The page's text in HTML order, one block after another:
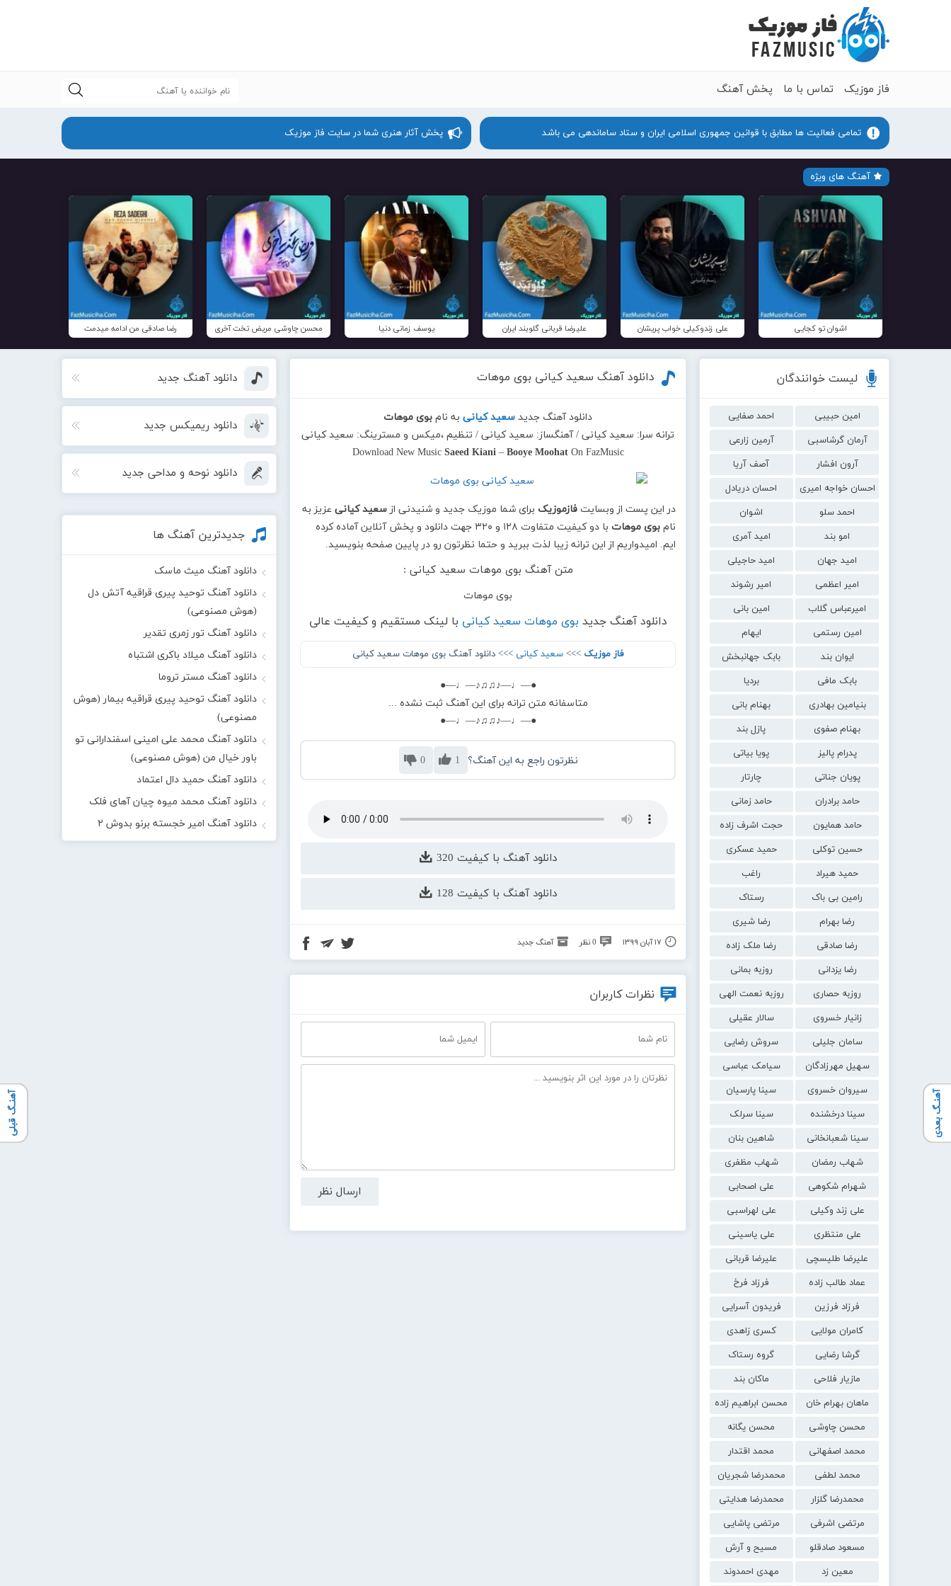
فاز موزیک تماس با ما پخش آهنگ
تمامی فعالیت ها مطابق با قوانین جمهوری اسلامی ایران و ستاد ساماندهی می باشد پخش آثار هنری شما در سایت فاز موزیک
آهنگ های ویژه
اشوان تو کجایی علی زندوکیلی خواب پریشان علیرضا قربانی گلوبند ایران یوسف زمانی دنیا محسن چاوشی مریض تخت آخری رضا صادقی من ادامه میدمت
لیست خوانندگان
امین حبیبی
احمد صفایی
آرمان گرشاسبی
آرمین زارعی
آرون افشار
آصف آریا
احسان خواجه امیری
احسان دریادل
احمد سلو
اشوان
امو بند
امید آمری
امید جهان
امید حاجیلی
امیر اعظمی
امیر رشوند
امیرعباس گلاب
امین بانی
امین رستمی
ایهام
ایوان بند
بابک جهانبخش
بابک مافی
بردیا
بنیامین بهادری
بهنام بانی
بهنام صفوی
پازل بند
پدرام پالیز
پویا بیاتی
پویان جناتی
چارتار
حامد برادران
حامد زمانی
حامد همایون
حجت اشرف زاده
حسین توکلی
حمید عسکری
حمید هیراد
راغب
رامین بی باک
رستاک
رضا بهرام
رضا شیری
رضا صادقی
رضا ملک زاده
رضا یزدانی
روزبه بمانی
روزبه حصاری
روزبه نعمت الهی
زانیار خسروی
سالار عقیلی
سامان جلیلی
سروش رضایی
سهیل مهرزادگان
سیامک عباسی
سیروان خسروی
سینا پارسیان
سینا درخشنده
سینا سرلک
سینا شعبانخانی
شاهین بنان
شهاب رمضان
شهاب مظفری
شهرام شکوهی
علی اصحابی
علی زند وکیلی
علی لهراسبی
علی منتظری
علی یاسینی
علیرضا طلیسچی
علیرضا قربانی
عماد طالب زاده
فرزاد فرخ
فرزاد فرزین
فریدون آسرایی
کامران مولایی
کسری زاهدی
گرشا رضایی
گروه رستاک
مازیار فلاحی
ماکان بند
ماهان بهرام خان
محسن ابراهیم زاده
محسن چاوشی
محسن یگانه
محمد اصفهانی
محمد اقتدار
محمد لطفی
محمدرضا شجریان
محمدرضا گلزار
محمدرضا هدایتی
مرتضی اشرفی
مرتضی پاشایی
مسعود صادقلو
مسیح و آرش
معین زد
مهدی احمدوند
دانلود آهنگ سعید کیانی بوی موهات
دانلود آهنگ جدید سعید کیانیبه نام بوی موهات
ترانه سرا: سعید کیانی / آهنگساز: سعید کیانی / تنظیم ،میکس و مسترینگ: سعید کیانی
Download New Music Saeed Kiani– Booye MoohatOn FazMusic
در این پست از وبسایت فازموزیک برای شما موزیک جدید و شنیدنی از سعید کیانیعزیز به
نام بوی موهات
با دو کیفیت متفاوت ۱۲۸ و ۳۲۰ جهت دانلود و پخش آنلاین آماده کرده
ایم. امیدواریم از این ترانه زیبا لذت ببرید و حتما نظرتون رو در پایین صفحه بنویسید.
متن آهنگ بوی موهات سعید کیانی :
بوی موهات
دانلود آهنگ جدید بوی موهات سعید کیانی با لینک مستقیم و کیفیت عالی
فاز موزیک >>>سعید کیانی >>> دانلود آهنگ بوی موهات سعید کیانی
●—♩—♪♫♫♪—♩—●
متاسفانه متن ترانه برای این آهنگ ثبت نشده ...
●—♩—♪♫♫♪—♩—●
نظرتون راجع به این آهنگ؟ 1
0
دانلود آهنگ با کیفیت 320
دانلود آهنگ با کیفیت 128
۱۷ آبان ۱۳۹۹ 0 نظر آهنگ جدید
آهنـگ بعدی آهنـگ قبلی
نظرات کاربران
دانلود آهنگ جدید
دانلود ریمیکس جدید
دانلود نوحه و مداحی جدید
جدیدترین آهنگ ها
دانلود آهنگ میث ماسک
دانلود آهنگ توحید پیری قراقیه آتش دل
(هوش مصنوعی)
دانلود آهنگ تور زمری تقدیر
دانلود آهنگ میلاد باکری اشتباه
دانلود آهنگ مستر تروما
دانلود آهنگ توحید پیری قراقیه بیمار (هوش
مصنوعی)
دانلود آهنگ محمد علی امینی اسفندارانی تو
باور خیال من (هوش مصنوعی)
دانلود آهنگ حمید دال اعتماد
دانلود آهنگ محمد میوه چیان آهای فلک
دانلود آهنگ امیر خجسته برنو بدوش ۲